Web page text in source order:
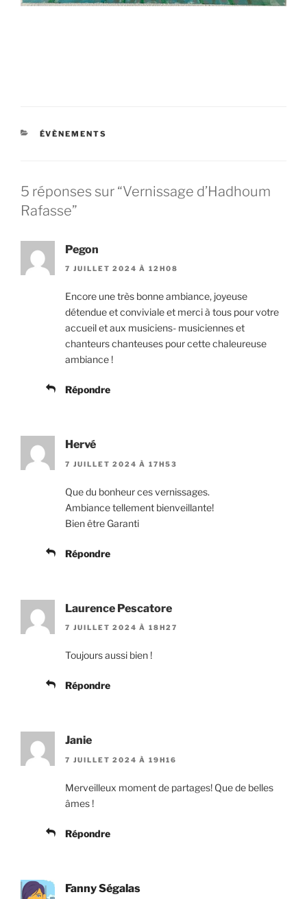
CATÉGORIES
ÉVÈNEMENTS
5 réponses sur “Vernissage d’Hadhoum
Rafasse”
Pegon
7 JUILLET 2024 À 12H08
Encore une très bonne ambiance, joyeuse
détendue et conviviale et merci à tous pour votre
accueil et aux musiciens- musiciennes et
chanteurs chanteuses pour cette chaleureuse
ambiance !
Répondre
Hervé
7 JUILLET 2024 À 17H53
Que du bonheur ces vernissages.
Ambiance tellement bienveillante!
Bien être Garanti
Répondre
Laurence Pescatore
7 JUILLET 2024 À 18H27
Toujours aussi bien !
Répondre
Janie
7 JUILLET 2024 À 19H16
Merveilleux moment de partages! Que de belles
âmes !
Répondre
Fanny Ségalas